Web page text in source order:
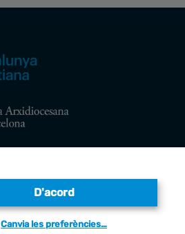
D'acord
Canvia les preferències…